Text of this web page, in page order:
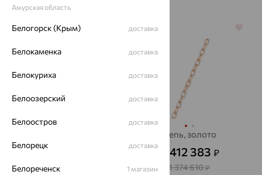
64%
53 743
70%
Цепь, золото
412 383 ₽
1 374 610₽
Амурская область
Белогорск (Крым) доставка
Белокаменка доставка
Белокуриха доставка
Белоозерский доставка
Белоостров доставка
Белорецк доставка
Белореченск 1 магазин